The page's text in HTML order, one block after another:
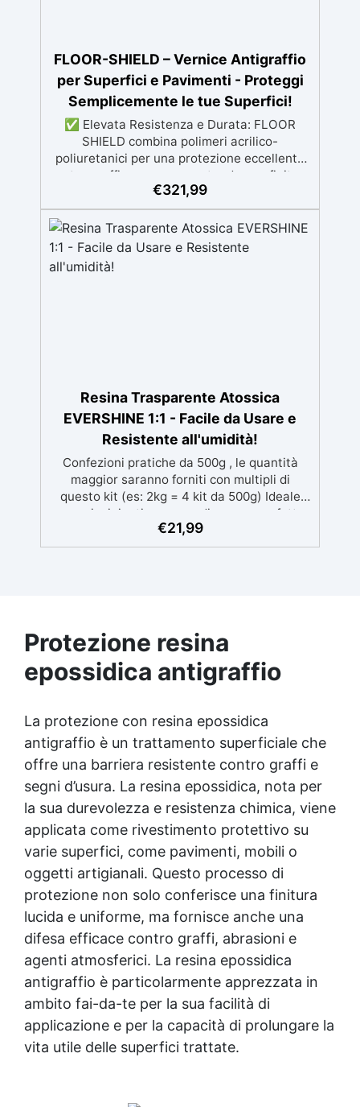
FLOOR-SHIELD – Vernice Antigraffio
per Superfici e Pavimenti - Proteggi
Semplicemente le tue Superfici!
✅ Elevata Resistenza e Durata: FLOOR
SHIELD combina polimeri acrilico-
poliuretanici per una protezione eccellente
contro graffi e usura, garantendo una finitura
duratura. ✅ Facile Applicazione: Si applica
facilmente con rullo, pennello o a spruzzo,
con attrezzi che si puliscono facilmente con
acqua e sapone. ✅ Versatile e Elegante:
Disponibile in finiture Lucido, Satinato e
Opaco, compatibile con superfici in resina,
La superficie trattata è facilmente lavabile e
può essere ripristinata con una mano di
prodotto anche dopo un anno.
€321,99
Resina Trasparente Atossica
EVERSHINE 1:1 - Facile da Usare e
Resistente all'umidità!
Confezioni pratiche da 500g , le quantità
maggior saranno forniti con multipli di
questo kit (es: 2kg = 4 kit da 500g) Ideale
per principianti: a prova di errore, perfetta
per chi inizia. Sempre lucida: garantisce una
finitura brillante e uniforme in ogni
colorabile a piacere. Resistente : lucentezza
duratura e alta resistenza a graffi e umidità.
€21,99
Protezione resina
epossidica antigraffio
La protezione con resina epossidica
antigraffio è un trattamento superficiale che
offre una barriera resistente contro graffi e
segni d’usura. La resina epossidica, nota per
la sua durevolezza e resistenza chimica, viene
applicata come rivestimento protettivo su
varie superfici, come pavimenti, mobili o
oggetti artigianali. Questo processo di
protezione non solo conferisce una finitura
lucida e uniforme, ma fornisce anche una
difesa efficace contro graffi, abrasioni e
agenti atmosferici. La resina epossidica
antigraffio è particolarmente apprezzata in
ambito fai-da-te per la sua facilità di
applicazione e per la capacità di prolungare la
vita utile delle superfici trattate.